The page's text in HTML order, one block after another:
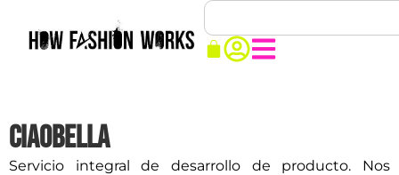
CiaoBella
Servicio integral de desarrollo de producto. Nos